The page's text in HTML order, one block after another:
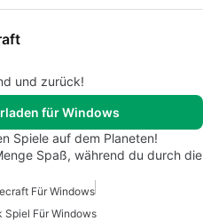
und zurück!
für Windows
Spiele auf dem Planeten!
Spaß, während du durch die
Für Windows
Spiel Für Windows